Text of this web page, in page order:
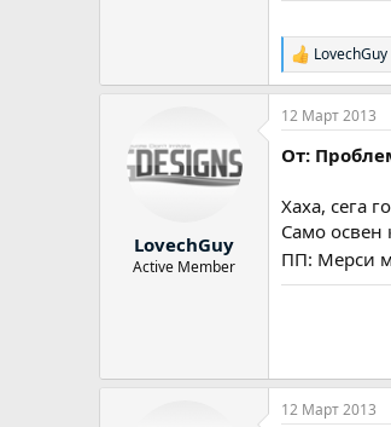
Р
е
а
к
и
:
LovechGuy
LovechGuy
Active Member
12 Март 2013
От:
Хаха, сега
Само освен
ПП: Мерси
12 Март 2013